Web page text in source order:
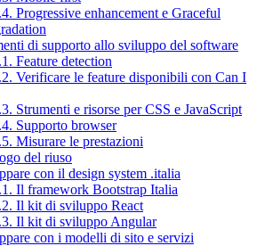
Progressive enhancement e Graceful
di supporto allo sviluppo del software
Feature detection
Verificare le feature disponibili con Can I
Strumenti e risorse per CSS e JavaScript
Supporto browser
Misurare le prestazioni
del riuso
con il design system .italia
Il framework Bootstrap Italia
Il kit di sviluppo React
Il kit di sviluppo Angular
con i modelli di sito e servizi